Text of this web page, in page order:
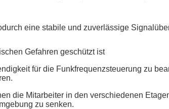
eine stabile und zuverlässige
Gefahren geschützt ist
für die Funkfrequenzsteuerung zu
die Mitarbeiter in den verschiedenen
zu senken.